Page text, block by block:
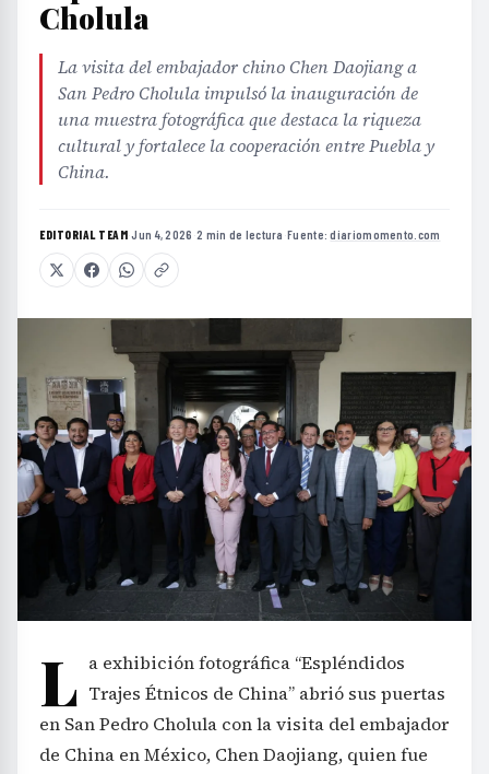
Cholula
La visita del embajador chino Chen Daojiang a
San Pedro Cholula impulsó la inauguración de
una muestra fotográfica que destaca la riqueza
cultural y fortalece la cooperación entre Puebla y
China.
EDITORIAL TEAM·Jun 4, 2026 ·2 min de lectura ·Fuente:diariomomento.com
L a exhibición fotográfica “Espléndidos
Trajes Étnicos de China” abrió sus puertas
en San Pedro Cholula con la visita del embajador
de China en México, Chen Daojiang, quien fue